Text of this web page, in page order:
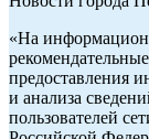
«На
предоставления
и анализа
пользователей